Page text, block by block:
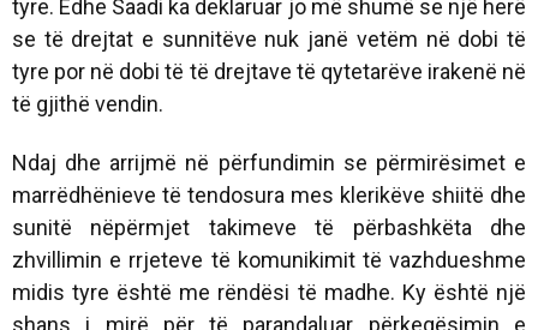
tyre. Edhe Saadi ka deklaruar jo më shumë se një herë
se të drejtat e sunnitëve nuk janë vetëm në dobi të
tyre por në dobi të të drejtave të qytetarëve irakenë në
të gjithë vendin.
Ndaj dhe arrijmë në përfundimin se përmirësimet e
marrëdhënieve të tendosura mes klerikëve shiitë dhe
sunitë nëpërmjet takimeve të përbashkëta dhe
zhvillimin e rrjeteve të komunikimit të vazhdueshme
midis tyre është me rëndësi të madhe. Ky është një
shans i mirë për të parandaluar përkeqësimin e